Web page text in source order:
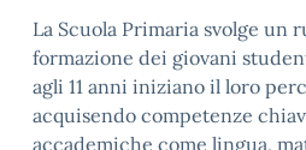
La Scuola Primaria svolge un
formazione dei giovani
agli 11 anni iniziano il loro
acquisendo competenze
accademiche come lingua,